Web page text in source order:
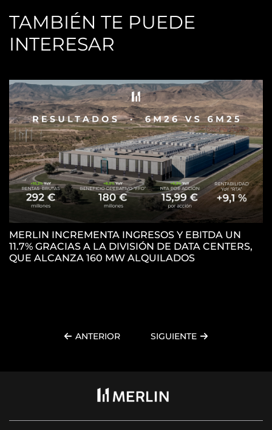
TAMBIÉN TE PUEDE
INTERESAR
MERLIN INCREMENTA INGRESOS Y EBITDA UN
11.7% GRACIAS A LA DIVISIÓN DE DATA CENTERS,
QUE ALCANZA 160 MW ALQUILADOS
ANTERIOR SIGUIENTE